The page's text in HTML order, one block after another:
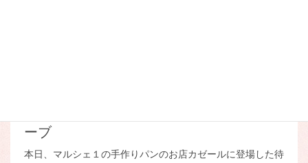
ーブ
本日、マルシェ１の手作りパンのお店カゼールに登場した待